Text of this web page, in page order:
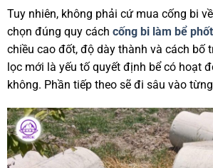
Tuy nhiên, không phải cứ mua cống bi
chọn đúng quy cách cống bi làm bể phốt
chiều cao đốt, độ dày thành và cách bố
lọc mới là yếu tố quyết định bể có hoạt
không. Phần tiếp theo sẽ đi sâu vào